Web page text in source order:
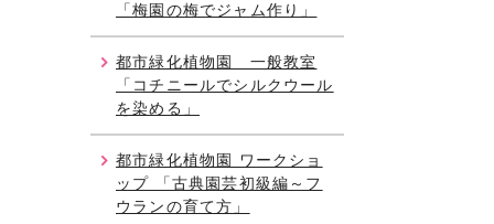
「梅園の梅でジャム作り」
都市緑化植物園 一般教室
「コチニールでシルクウール
を染める」
都市緑化植物園 ワークショ
ップ 「古典園芸初級編～フ
ウランの育て方」